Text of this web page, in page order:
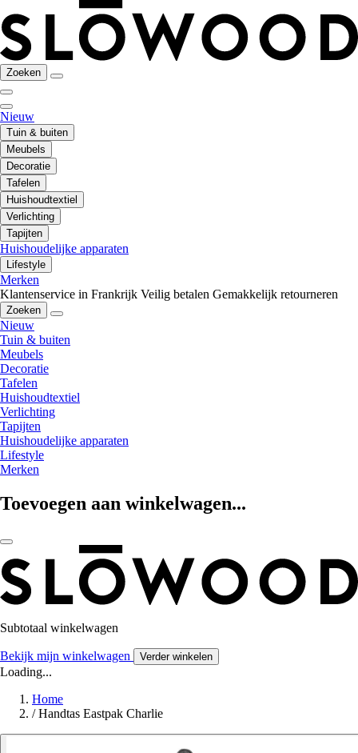
Zoeken
Nieuw
Tuin & buiten
Meubels
Decoratie
Tafelen
Huishoudtextiel
Verlichting
Tapijten
Huishoudelijke apparaten
Lifestyle
Merken
Klantenservice in Frankrijk Veilig betalen Gemakkelijk retourneren
Zoeken
Nieuw
Tuin & buiten
Meubels
Decoratie
Tafelen
Huishoudtextiel
Verlichting
Tapijten
Huishoudelijke apparaten
Lifestyle
Merken
Toevoegen aan winkelwagen...
Subtotaal winkelwagen
Bekijk mijn winkelwagen Verder winkelen
Loading...
Home
/ Handtas Eastpak Charlie